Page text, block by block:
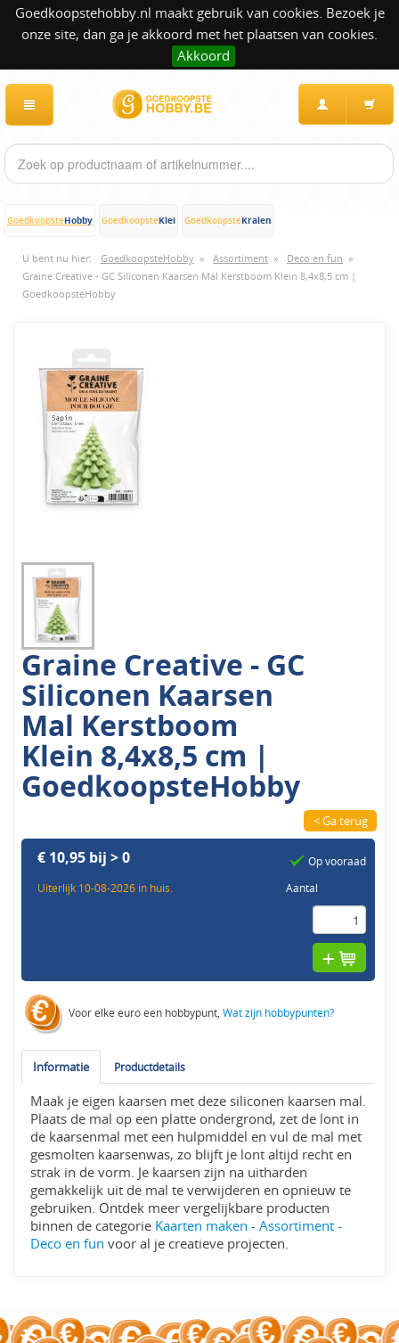
Goedkoopstehobby.nl maakt gebruik van cookies. Bezoek je
onze site, dan ga je akkoord met het plaatsen van cookies.
Akkoord
GoedkoopsteHobby GoedkoopsteKlei GoedkoopsteKralen
U bent nu hier: GoedkoopsteHobby » Assortiment » Deco en fun »
Graine Creative - GC Siliconen Kaarsen Mal Kerstboom Klein 8,4x8,5 cm |
GoedkoopsteHobby
Graine Creative - GC
Siliconen Kaarsen
Mal Kerstboom
Klein 8,4x8,5 cm |
GoedkoopsteHobby
< Ga terug
€ 10,95 bij > 0
Uiterlijk 10-08-2026 in huis.
Op vooraad
Aantal
Voor elke euro een hobbypunt,Wat zijn hobbypunten?
Informatie Productdetails
Maak je eigen kaarsen met deze siliconen kaarsen mal.
Plaats de mal op een platte ondergrond, zet de lont in
de kaarsenmal met een hulpmiddel en vul de mal met
gesmolten kaarsenwas, zo blijft je lont altijd recht en
strak in de vorm. Je kaarsen zijn na uitharden
gemakkelijk uit de mal te verwijderen en opnieuw te
gebruiken. Ontdek meer vergelijkbare producten
binnen de categorie Kaarten maken - Assortiment -
Deco en fun voor al je creatieve projecten.